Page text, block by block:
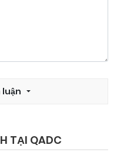
luận
TẠI QADC